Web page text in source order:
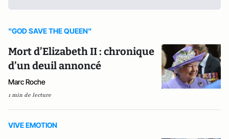
"GOD SAVE THE QUEEN"
Mort d’Elizabeth II : chronique
d’un deuil annoncé
Marc Roche
1 min de lecture
VIVE EMOTION